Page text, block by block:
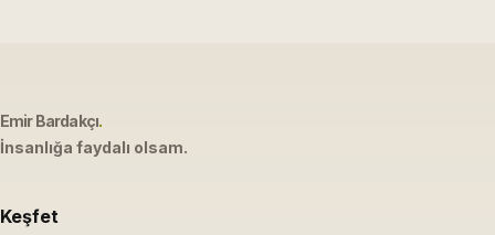
Emir Bardakçı.
İnsanlığa faydalı olsam.
Keşfet